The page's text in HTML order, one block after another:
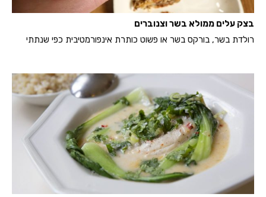
בצק עלים ממולא בשר וצנוברים
רולדת בשר, בורקס בשר או פשוט כותרת אינפורמטיבית כפי שנתתי